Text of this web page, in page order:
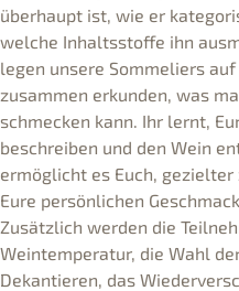
überhaupt ist, wie er
welche Inhaltsstoffe ihn
legen unsere Sommeliers auf
zusammen erkunden, was
schmecken kann. Ihr lernt,
beschreiben und den Wein
ermöglicht es Euch,
Eure persönlichen
Zusätzlich werden die
Weintemperatur, die Wahl
Dekantieren, das